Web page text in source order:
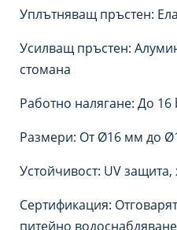
Уплътняващ пръстен:
Усилващ пръстен:
стомана
Работно налягане: До 16
Размери: От Ø16 мм до
Устойчивост: UV
Сертификация:
питейно